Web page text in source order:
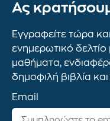
Ας
Εγγραφείτε τώρα
ενημερωτικό δελτίο
μαθήματα,
δημοφιλή βιβλία
Email